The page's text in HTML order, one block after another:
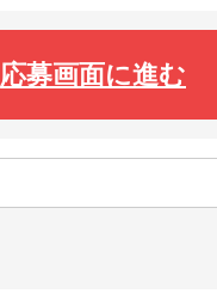
応募画面に進む